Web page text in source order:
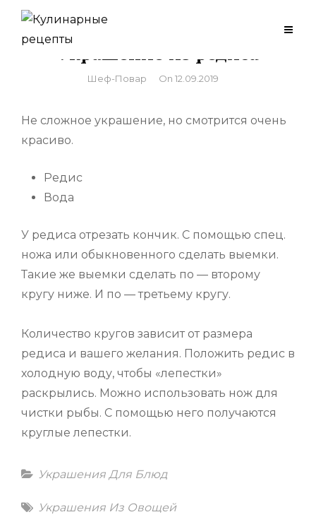
Skip
content
Украшение из редиса
By
Шеф-Повар On 12.09.2019
Не сложное украшение, но смотрится очень
красиво.
Редис
Вода
У редиса отрезать кончик. С помощью спец.
ножа или обыкновенного сделать выемки.
Такие же выемки сделать по — второму
кругу ниже. И по — третьему кругу.
Количество кругов зависит от размера
редиса и вашего желания. Положить редис в
холодную воду, чтобы «лепестки»
раскрылись. Можно использовать нож для
чистки рыбы. С помощью него получаются
круглые лепестки.
Categories
Украшения Для Блюд
Tags
Украшения Из Овощей